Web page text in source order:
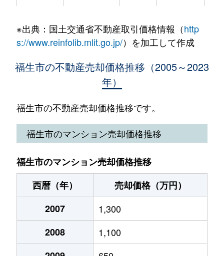
南田園
7,300万円 熊川 徒歩11分
武蔵野台
850万円 東福生 徒歩7分
2,200万円
武蔵野台
700万円 東福生
武蔵野台
6,400万円 東福生
武蔵野台
3,600万円 福生
大字熊川
450万円 拝島 徒歩4分
1,200万円
大字熊川
3,100万円 拝島
大字熊川
3,800万円 拝島
大字熊川
4,400万円 拝島 徒歩9分
志茂
6,400万円 牛浜 徒歩9分
大字福生
※出典：国土交通省不動産取引価格情報（http
s://www.reinfolib.mlit.go.jp/）を加工して作成
福生市の不動産売却価格推移（2005～2023
年）
福生市の不動産売却価格推移です。
福生市のマンション売却価格推移
福生市のマンション売却価格推移
西暦（年）
売却価格（万円）
2007
1,300
2008
1,100